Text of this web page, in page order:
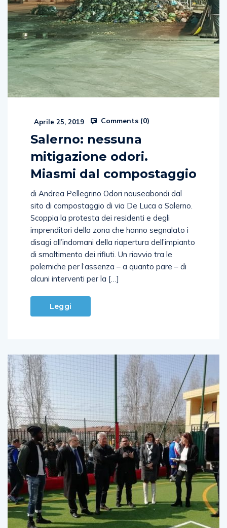
Aprile 25, 2019 Comments (0)
Salerno: nessuna
mitigazione odori.
Miasmi dal compostaggio
di Andrea Pellegrino Odori nauseabondi dal
sito di compostaggio di via De Luca a Salerno.
Scoppia la protesta dei residenti e degli
imprenditori della zona che hanno segnalato i
disagi all’indomani della riapertura dell’impianto
di smaltimento dei rifiuti. Un riavvio tra le
polemiche per l’assenza – a quanto pare – di
alcuni interventi per la […]
Leggi